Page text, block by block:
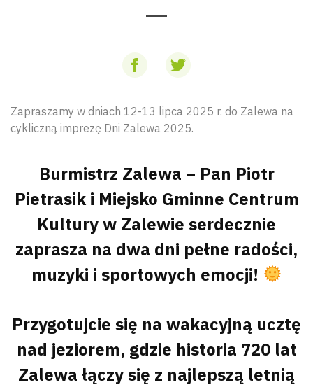
Zapraszamy w dniach 12-13 lipca 2025 r. do Zalewa na
cykliczną imprezę Dni Zalewa 2025.
Burmistrz Zalewa – Pan Piotr
Pietrasik i Miejsko Gminne Centrum
Kultury w Zalewie serdecznie
zaprasza na dwa dni pełne radości,
muzyki i sportowych emocji!
Przygotujcie się na wakacyjną ucztę
nad jeziorem, gdzie historia 720 lat
Zalewa łączy się z najlepszą letnią